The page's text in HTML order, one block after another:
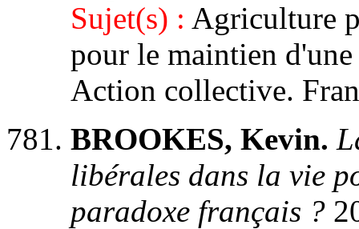
Sujet(s) : Agriculture
pour le maintien
Action collective.
BROOKES, Kevin.
libérales dans la vie
paradoxe français ?